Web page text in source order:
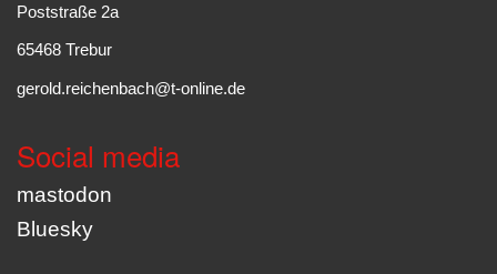
Poststraße 2a
65468 Trebur
gerold.reichenbach@t-online.de
Social media
mastodon
Bluesky